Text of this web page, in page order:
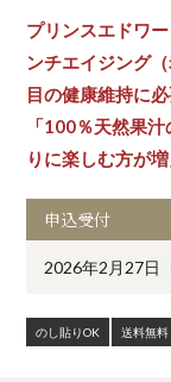
プリンスエドワ
ンチエイジング
目の健康維持に
「100％天然果
りに楽しむ方が増
申込受付
2026年2月27日
のし貼りOK 送料無料